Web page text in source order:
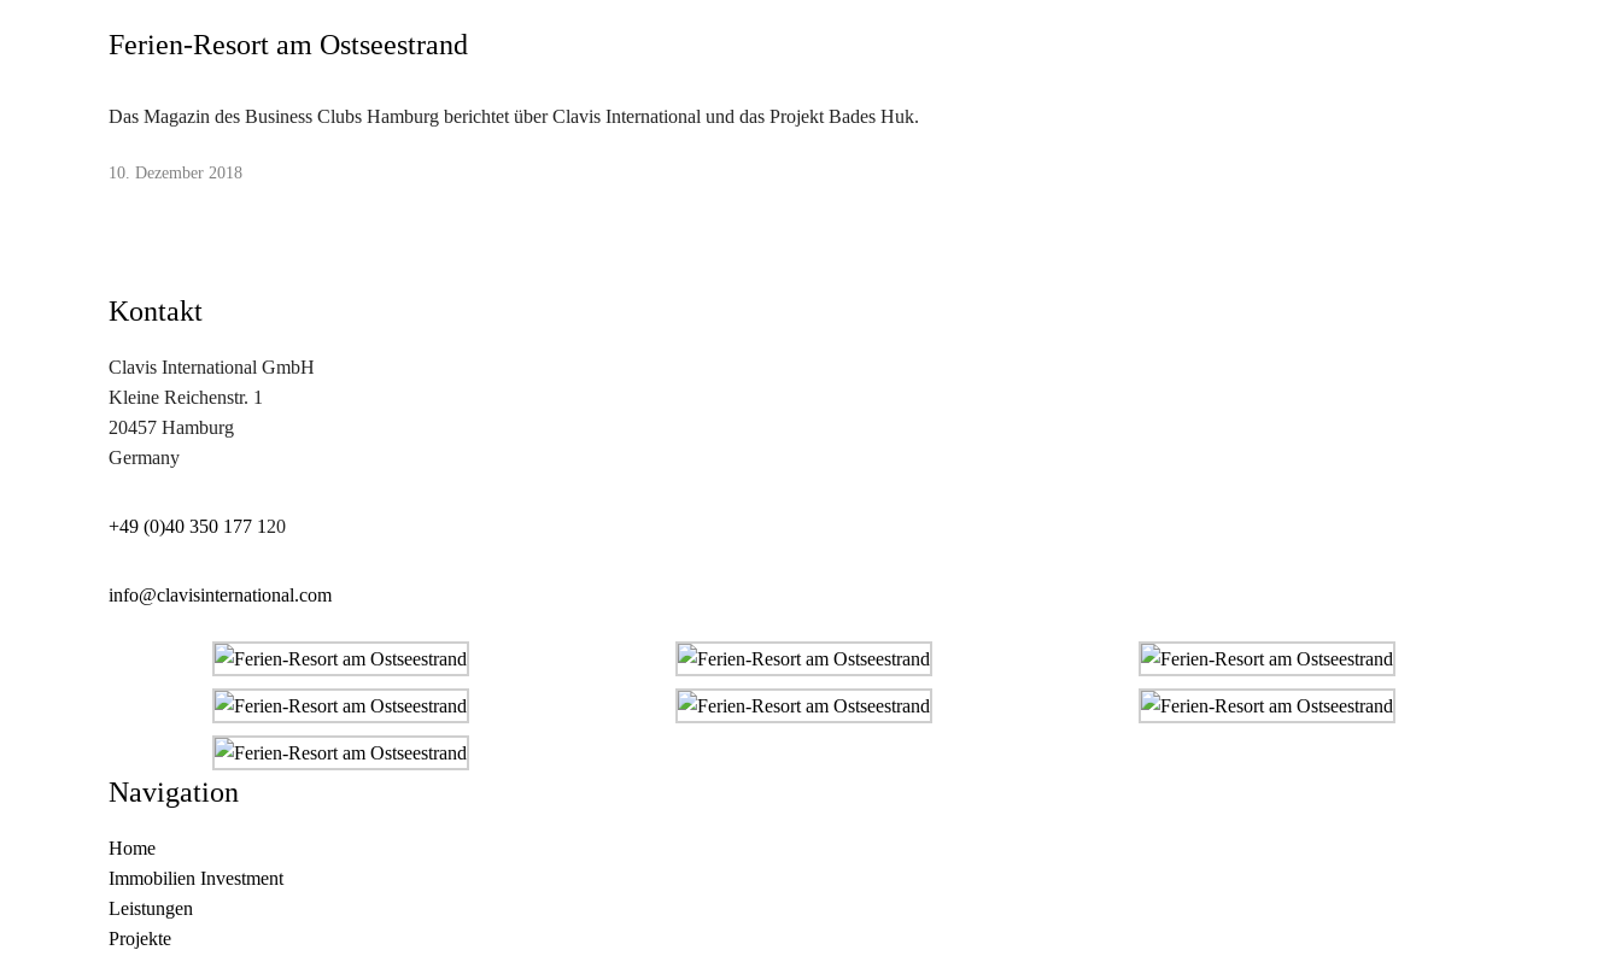
Ferien-Resort am Ostseestrand
Das Magazin des Business Clubs Hamburg berichtet über Clavis International und das Projekt Bades Huk.
10. Dezember 2018
Kontakt
Clavis International GmbH
Kleine Reichenstr. 1
20457 Hamburg
Germany
+49 (0)40 350 177 1 20
info@clavisinternational.com
Navigation
Home
Immobilien Investment
Leistungen
Projekte